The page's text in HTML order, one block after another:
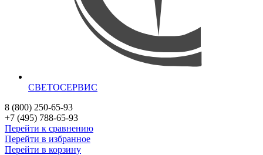
СВЕТОСЕРВИС
8 (800) 250-65-93
+7 (495) 788-65-93
Перейти к сравнению
Перейти в избранное
Перейти в корзину